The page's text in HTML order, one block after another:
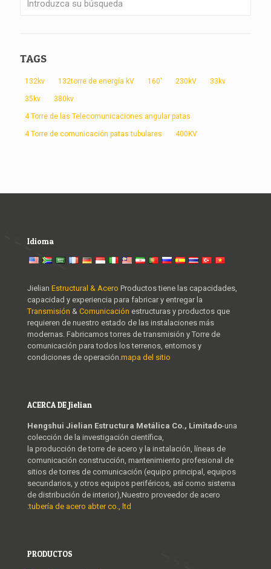
TAGS
132kv 132torre de energía kV 160' 230kV 33kv
35kv 380kv
4 Torre de las Telecomunicaciones angular patas
4 Torre de comunicación patas tubulares 400KV
Idioma
Jielian Estructural & Acero Productos tiene las capacidades,
capacidad y experiencia para fabricar y entregar la
Transmisión & Comunicación estructuras y productos que
requieren de nuestro estado de las instalaciones más
modernas. Fabricamos torres de transmisión y Torre de
comunicación para todos los terrenos, entornos y
condiciones de operación. mapa del sitio
ACERCA DE Jielian
Hengshui Jielian Estructura Metálica Co., Limitado-una
colección de la investigación científica,
la producción de torre de acero y la instalación, líneas de
comunicación construcción, mantenimiento profesional de
sitios de torres de comunicación (equipo principal, equipos
secundarios, y otros equipos periféricos, así como sistema
de distribución de interior),Nuestro proveedor de acero
:tubería de acero abter co., ltd
PRODUCTOS